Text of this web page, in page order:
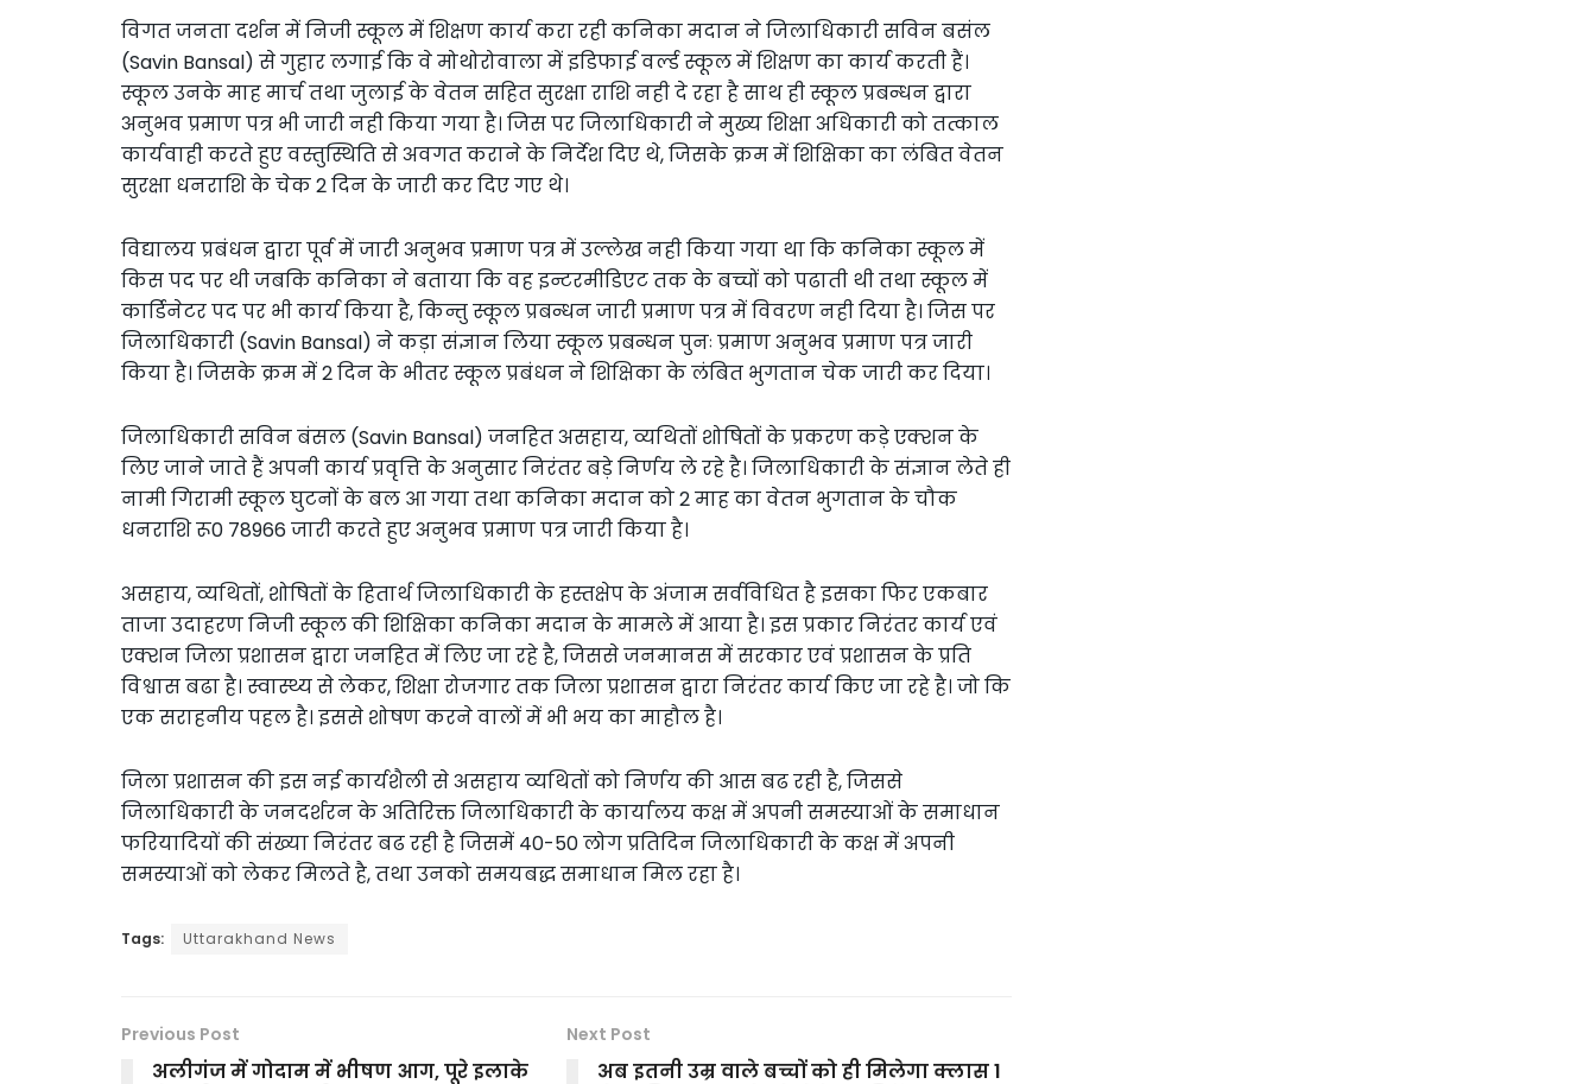
विगत जनता दर्शन में निजी स्कूल में शिक्षण कार्य करा रही कनिका मदान ने जिलाधिकारी सविन बसंल
(Savin Bansal) से गुहार लगाई कि वे मोथोरोवाला में इडिफाई वर्ल्ड स्कूल में शिक्षण का कार्य करती हैं।
स्कूल उनके माह मार्च तथा जुलाई के वेतन सहित सुरक्षा राशि नही दे रहा है साथ ही स्कूल प्रबन्धन द्वारा
अनुभव प्रमाण पत्र भी जारी नही किया गया है। जिस पर जिलाधिकारी ने मुख्य शिक्षा अधिकारी को तत्काल
कार्यवाही करते हुए वस्तुस्थिति से अवगत कराने के निर्देश दिए थे, जिसके क्रम में शिक्षिका का लंबित वेतन
सुरक्षा धनराशि के चेक 2 दिन के जारी कर दिए गए थे।
विद्यालय प्रबंधन द्वारा पूर्व में जारी अनुभव प्रमाण पत्र में उल्लेख नही किया गया था कि कनिका स्कूल में
किस पद पर थी जबकि कनिका ने बताया कि वह इन्टरमीडिएट तक के बच्चों को पढाती थी तथा स्कूल में
कार्डिनेटर पद पर भी कार्य किया है, किन्तु स्कूल प्रबन्धन जारी प्रमाण पत्र में विवरण नही दिया है। जिस पर
जिलाधिकारी (Savin Bansal) ने कड़ा संज्ञान लिया स्कूल प्रबन्धन पुनः प्रमाण अनुभव प्रमाण पत्र जारी
किया है। जिसके क्रम में 2 दिन के भीतर स्कूल प्रबंधन ने शिक्षिका के लंबित भुगतान चेक जारी कर दिया।
जिलाधिकारी सविन बंसल (Savin Bansal) जनहित असहाय, व्यथितों शोषितों के प्रकरण कड़े एक्शन के
लिए जाने जाते हैं अपनी कार्य प्रवृत्ति के अनुसार निरंतर बड़े निर्णय ले रहे है। जिलाधिकारी के संज्ञान लेते ही
नामी गिरामी स्कूल घुटनों के बल आ गया तथा कनिका मदान को 2 माह का वेतन भुगतान के चौक
धनराशि रू0 78966 जारी करते हुए अनुभव प्रमाण पत्र जारी किया है।
असहाय, व्यथितों, शोषितों के हितार्थ जिलाधिकारी के हस्तक्षेप के अंजाम सर्वविधित है इसका फिर एकबार
ताजा उदाहरण निजी स्कूल की शिक्षिका कनिका मदान के मामले में आया है। इस प्रकार निरंतर कार्य एवं
एक्शन जिला प्रशासन द्वारा जनहित में लिए जा रहे है, जिससे जनमानस में सरकार एवं प्रशासन के प्रति
विश्वास बढा है। स्वास्थ्य से लेकर, शिक्षा रोजगार तक जिला प्रशासन द्वारा निरंतर कार्य किए जा रहे है। जो कि
एक सराहनीय पहल है। इससे शोषण करने वालों में भी भय का माहौल है।
जिला प्रशासन की इस नई कार्यशैली से असहाय व्यथितों को निर्णय की आस बढ रही है, जिससे
जिलाधिकारी के जनदर्शरन के अतिरिक्त जिलाधिकारी के कार्यालय कक्ष में अपनी समस्याओं के समाधान
फरियादियों की संख्या निरंतर बढ रही है जिसमें 40-50 लोग प्रतिदिन जिलाधिकारी के कक्ष में अपनी
समस्याओं को लेकर मिलते है, तथा उनको समयबद्ध समाधान मिल रहा है।
Tags: Uttarakhand News
Previous Post
अलीगंज में गोदाम में भीषण आग, पूरे इलाके
Next Post
अब इतनी उम्र वाले बच्चों को ही मिलेगा क्लास 1